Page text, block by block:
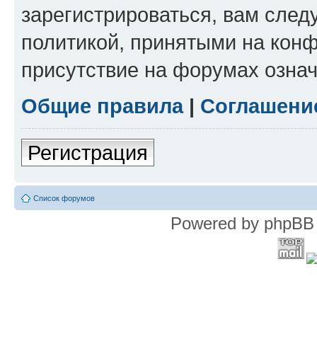
зарегистрироваться, вам
политикой, принятыми на
присутствие на форумах
Общие правила|
Регистрация
Список форумов
Powered by